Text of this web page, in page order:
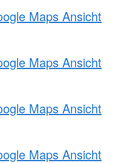
Maps Ansicht
Maps Ansicht
Maps Ansicht
Maps Ansicht